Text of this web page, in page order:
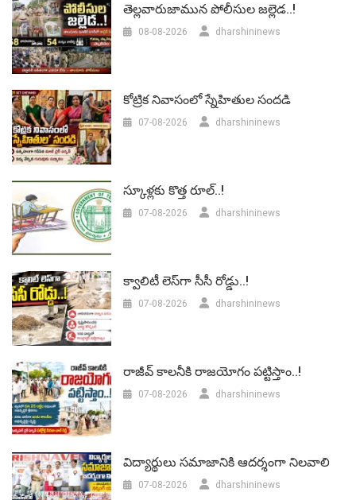
తెల్లవారుజామున పోలీసుల జల్లెడ..!
08-08-2026 dharshininews
కోట్రిక నివాసంలో స్నేహితుల సందడి
07-08-2026 dharshininews
స్కూళ్లకు కొత్త రూల్..!
07-08-2026 dharshininews
క్వాలిటీ లెస్‌గా సీసీ రోడ్డు..!
07-08-2026 dharshininews
రాజీవ్ కాలనీకి రాజయోగం పట్టిస్తాం..!
07-08-2026 dharshininews
విద్యార్థులు సమాజానికి ఆదర్శంగా నిలవాలి
07-08-2026 dharshininews